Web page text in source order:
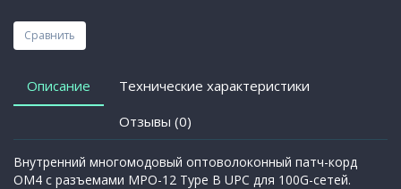
Сравнить
Описание
Технические характеристики
Отзывы (0)
Внутренний многомодовый оптоволоконный патч-корд
OM4 с разъемами MPO-12 Type B UPC для 100G-сетей.